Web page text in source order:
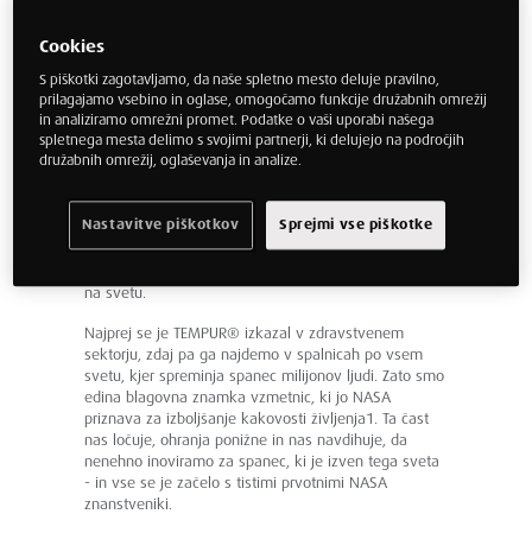
Edina blagovna znamka vzmetnic, ki jo priznava
V središču vsake vzmetnice in vzglavnika, ki ga
ustvarimo, je naš ikonični TEMPUR® Material, rojen iz
NASA tehnologije. V poznih 60-ih letih so NASA
znanstveniki izumili popolnoma nov material, ki je bil
ustanovitelji so prepoznali edinstven potencial
materiala. Tako so vzeli prvotni NASA izum in leta
preživeli v izpopolnjevanju v TEMPUR® Material ter
na svetu.
Najprej se je TEMPUR® izkazal v zdravstvenem
sektorju, zdaj pa ga najdemo v spalnicah po vsem
svetu, kjer spreminja spanec milijonov ljudi. Zato smo
edina blagovna znamka vzmetnic, ki jo NASA
priznava za izboljšanje kakovosti življenja1. Ta čast
nas ločuje, ohranja ponižne in nas navdihuje, da
nenehno inoviramo za spanec, ki je izven tega sveta
- in vse se je začelo s tistimi prvotnimi NASA
znanstveniki.
Cookies
S piškotki zagotavljamo, da naše spletno mesto deluje pravilno,
prilagajamo vsebino in oglase, omogočamo funkcije družabnih omrežij
in analiziramo omrežni promet. Podatke o vaši uporabi našega
spletnega mesta delimo s svojimi partnerji, ki delujejo na področjih
družabnih omrežij, oglaševanja in analize.
Sprejmi vse piškotke
Nastavitve piškotkov